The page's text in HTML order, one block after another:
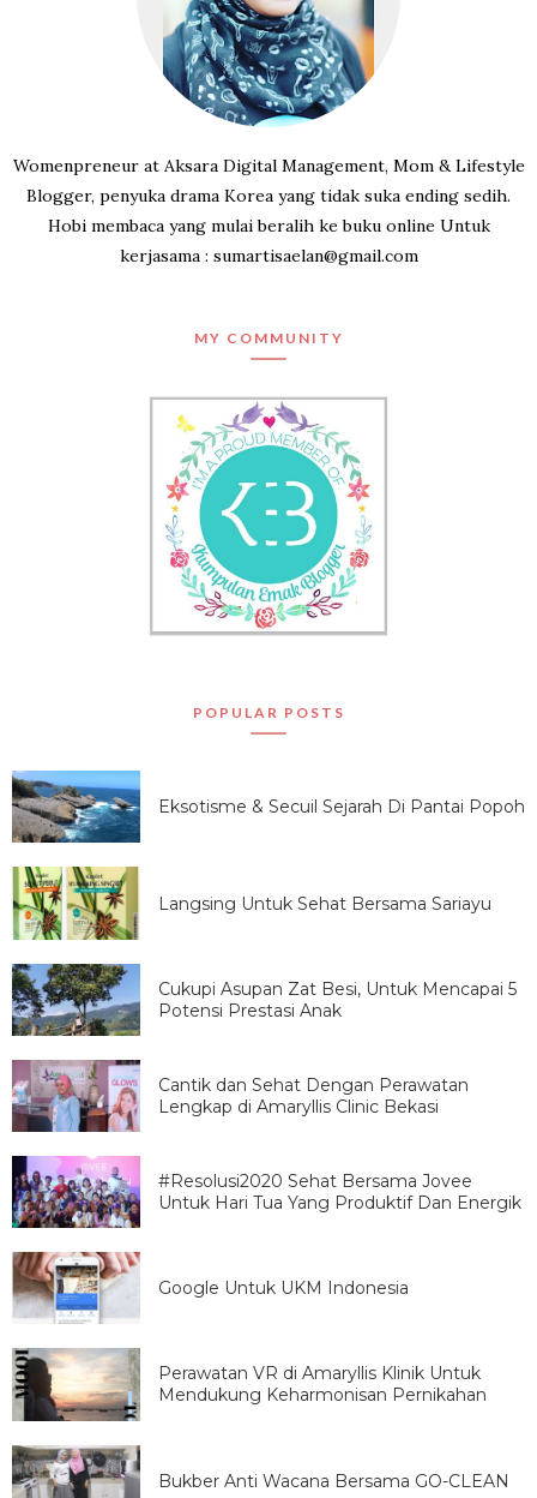
Womenpreneur at Aksara Digital Management, Mom & Lifestyle
Blogger, penyuka drama Korea yang tidak suka ending sedih.
Hobi membaca yang mulai beralih ke buku online Untuk
kerjasama : sumartisaelan@gmail.com
MY COMMUNITY
POPULAR POSTS
Eksotisme & Secuil Sejarah Di Pantai Popoh
Langsing Untuk Sehat Bersama Sariayu
Cukupi Asupan Zat Besi, Untuk Mencapai 5
Potensi Prestasi Anak
Cantik dan Sehat Dengan Perawatan
Lengkap di Amaryllis Clinic Bekasi
#Resolusi2020 Sehat Bersama Jovee
Untuk Hari Tua Yang Produktif Dan Energik
Google Untuk UKM Indonesia
Perawatan VR di Amaryllis Klinik Untuk
Mendukung Keharmonisan Pernikahan
Bukber Anti Wacana Bersama GO-CLEAN